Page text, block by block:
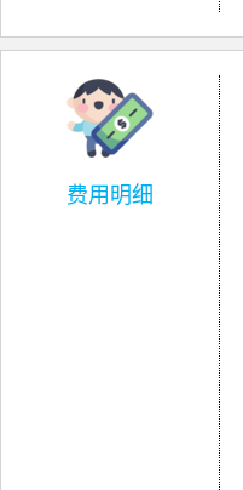
费用明细